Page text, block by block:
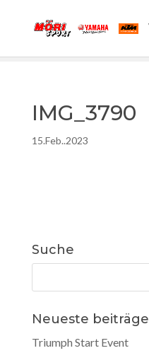
IMG_3790
15.Feb..2023
Suche
Neueste beiträge
Triumph Start Event